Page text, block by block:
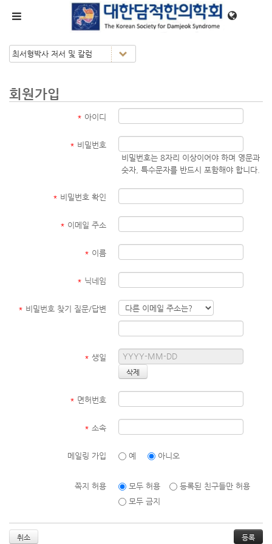
회원가입
* 아이디
* 비밀번호
비밀번호는 8자리 이상이어야 하며 영문과
숫자, 특수문자를 반드시 포함해야 합니다.
* 비밀번호 확인
* 이메일 주소
* 이름
* 닉네임
* 비밀번호 찾기 질문/답변
* 생일
* 면허번호
* 소속
메일링 가입 예 아니오
쪽지 허용 모두 허용
등록된 친구들만 허용
모두 금지
취소